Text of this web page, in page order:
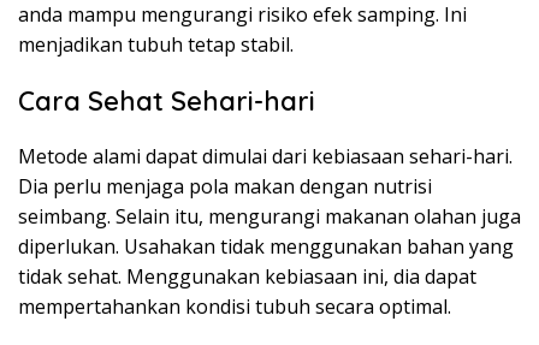
anda mampu mengurangi risiko efek samping. Ini
menjadikan tubuh tetap stabil.
Cara Sehat Sehari-hari
Metode alami dapat dimulai dari kebiasaan sehari-hari.
Dia perlu menjaga pola makan dengan nutrisi
seimbang. Selain itu, mengurangi makanan olahan juga
diperlukan. Usahakan tidak menggunakan bahan yang
tidak sehat. Menggunakan kebiasaan ini, dia dapat
mempertahankan kondisi tubuh secara optimal.